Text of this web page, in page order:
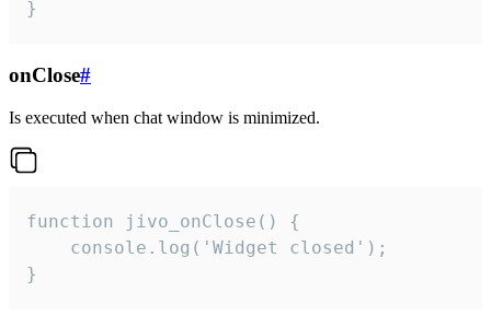
}
onClose#
Is executed when chat window is minimized.
function jivo_onClose() {
    console.log('Widget closed');
}